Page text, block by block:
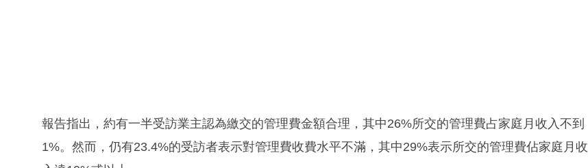
報告指出，約有一半受訪業主認為繳交的管理費金額合理，其中26%所交的管理費占家庭月收入不到
1%。然而，仍有23.4%的受訪者表示對管理費收費水平不滿，其中29%表示所交的管理費佔家庭月收